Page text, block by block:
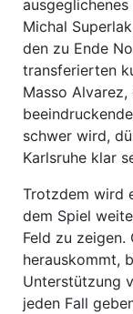
Michal
den zu Ende
transferierten
Masso
schwer wird,
Karlsruhe klar
Trotzdem wird
dem Spiel
Feld zu zeigen.
herauskommt,
Unterstützung
jeden Fall